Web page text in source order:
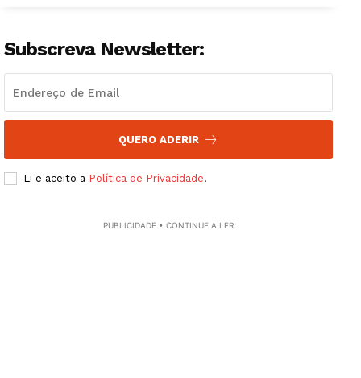
Subscreva Newsletter:
QUERO ADERIR
Li e aceito a Política de Privacidade.
PUBLICIDADE • CONTINUE A LER